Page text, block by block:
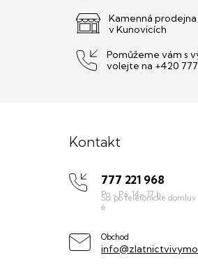
Kamenná prodejna
v Kunovicích
Pomůžeme vám s
volejte na +420 777
Kontakt
777 221 968
Obchod